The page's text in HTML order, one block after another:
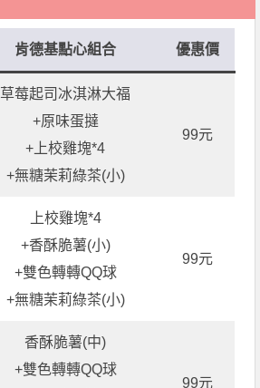
肯德基點心組合 優惠價
草莓起司冰淇淋大福
+原味蛋撻
+上校雞塊*4
+無糖茉莉綠茶(小)
99元
上校雞塊*4
+香酥脆薯(小)
+雙色轉轉QQ球
+無糖茉莉綠茶(小)
99元
香酥脆薯(中)
+雙色轉轉QQ球
99元